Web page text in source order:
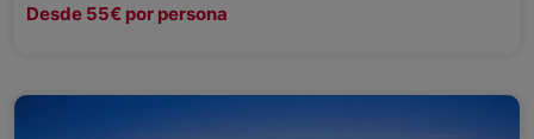
Desde 55€ por persona